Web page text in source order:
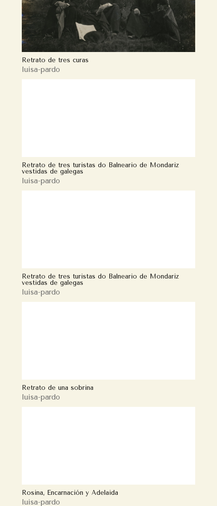
Retrato de tres curas
luisa-pardo
Retrato de tres turistas do Balneario de Mondariz
vestidas de galegas
luisa-pardo
Retrato de tres turistas do Balneario de Mondariz
vestidas de galegas
luisa-pardo
Retrato de una sobrina
luisa-pardo
Rosina, Encarnación y Adelaida
luisa-pardo